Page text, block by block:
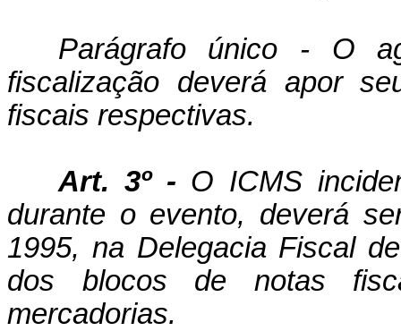
Parágrafo único - O
fiscalização deverá apor
fiscais respectivas.
Art. 3º - O ICMS
durante o evento, deverá
1995, na Delegacia Fiscal
dos blocos de notas
mercadorias.